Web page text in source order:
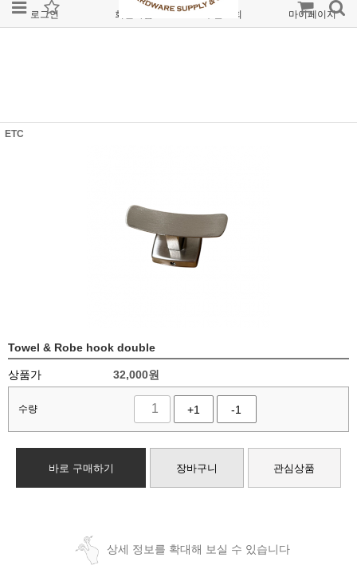
로그인 회원가입 주문조회 마이페이지
ETC
Towel & Robe hook double
상품가 32,000원
수량 +1 -1
바로 구매하기 장바구니 관심상품
상세 정보를 확대해 보실 수 있습니다